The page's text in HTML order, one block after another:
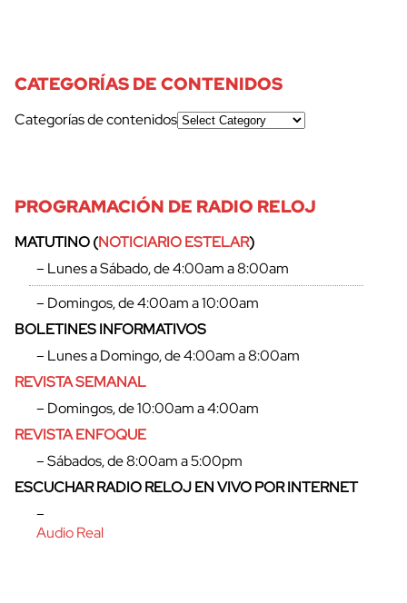
CATEGORÍAS DE CONTENIDOS
Categorías de contenidos
PROGRAMACIÓN DE RADIO RELOJ
MATUTINO (NOTICIARIO ESTELAR)
– Lunes a Sábado, de 4:00am a 8:00am
– Domingos, de 4:00am a 10:00am
BOLETINES INFORMATIVOS
– Lunes a Domingo, de 4:00am a 8:00am
REVISTA SEMANAL
– Domingos, de 10:00am a 4:00am
REVISTA ENFOQUE
– Sábados, de 8:00am a 5:00pm
ESCUCHAR RADIO RELOJ EN VIVO POR INTERNET
–
Audio Real